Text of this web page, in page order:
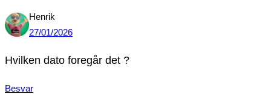
Henrik
27/01/2026
Hvilken dato foregår det ?
Besvar